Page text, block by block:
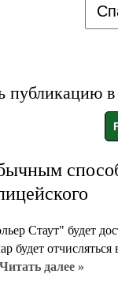
публикацию
Стаут" будет
будет
Читать далее »